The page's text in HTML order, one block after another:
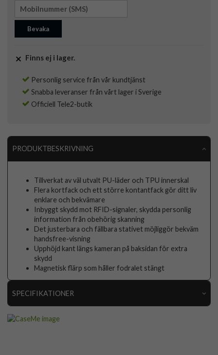
Bevaka
Finns ej i lager.
Personlig service från vår kundtjänst
Snabba leveranser från vårt lager i Sverige
Officiell Tele2-butik
PRODUKTBESKRIVNING
Tillverkat av väl utvalt PU-läder och TPU innerskal
Flera kortfack och ett större kontantfack gör ditt liv
enklare och bekvämare
Inbyggt skydd mot RFID-signaler, skydda personlig
information från obehörig skanning
Det justerbara och fällbara stativet möjliggör bekväm
handsfree-visning
Upphöjd kant längs kameran på baksidan för extra
skydd
Magnetisk flärp som håller fodralet stängt
SPECIFIKATIONER